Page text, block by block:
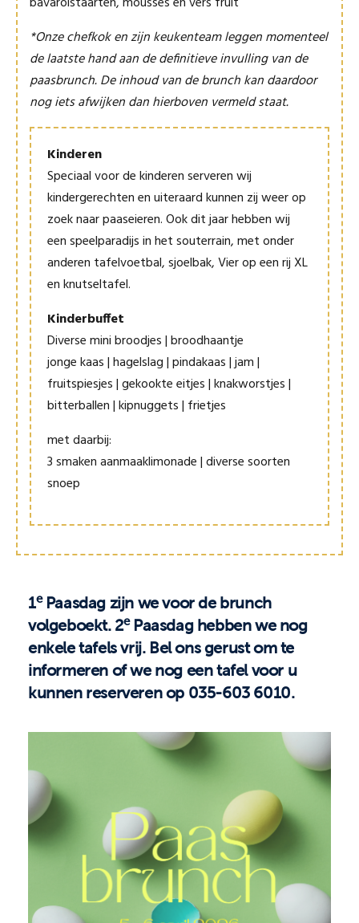
*Onze chefkok en zijn keukenteam leggen momenteel
de laatste hand aan de definitieve invulling van de
paasbrunch. De inhoud van de brunch kan daardoor
nog iets afwijken dan hierboven vermeld staat.
Kinderen
Speciaal voor de kinderen serveren wij
kindergerechten en uiteraard kunnen zij weer op
zoek naar paaseieren. Ook dit jaar hebben wij
een speelparadijs in het souterrain, met onder
anderen tafelvoetbal, sjoelbak, Vier op een rij XL
en knutseltafel.
Kinderbuffet
Diverse mini broodjes | broodhaantje
jonge kaas | hagelslag | pindakaas | jam |
fruitspiesjes | gekookte eitjes | knakworstjes |
bitterballen | kipnuggets | frietjes
met daarbij:
3 smaken aanmaaklimonade | diverse soorten
snoep
1ePaasdag zijn we voor de brunch
volgeboekt. 2ePaasdag hebben we nog
enkele tafels vrij. Bel ons gerust om te
informeren of we nog een tafel voor u
kunnen reserveren op 035-603 6010.